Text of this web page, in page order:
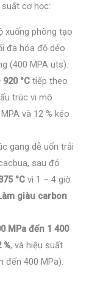
cơ học:
xuống phòng tạo
đa hóa độ dẻo
(400 MPA uts).
920 °C tiếp theo
trúc vi mô
và 12 % kéo
gang dễ uốn trải
sau đó
°C vì 1 – 4 giờ.
giàu carbon
MPa đến 1 400
%, và hiệu suất
đến 400 MPa).